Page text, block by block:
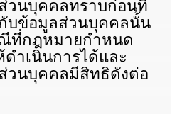
วนบุคคลทราบก่อนที่
บข้อมูลส่วนบุคคลนั้น
ที่กฎหมายกำหนด
ำเนินการได้และ
วนบุคคลมีสิทธิดังต่อ